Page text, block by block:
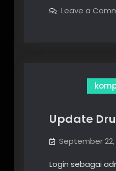
Leave a
Update
September 22,
Login sebagai